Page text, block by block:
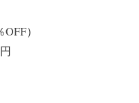
OFF）